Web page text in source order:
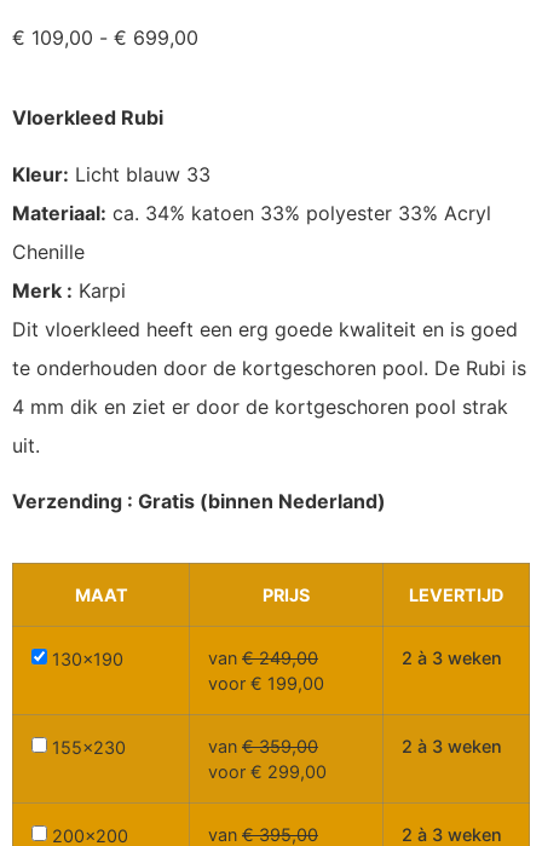
€ 109,00 - € 699,00
Vloerkleed Rubi
Kleur: Licht blauw 33
Materiaal: ca. 34% katoen 33% polyester 33% Acryl
Chenille
Merk : Karpi
Dit vloerkleed heeft een erg goede kwaliteit en is goed
te onderhouden door de kortgeschoren pool. De Rubi is
4 mm dik en ziet er door de kortgeschoren pool strak
uit.
Verzending : Gratis (binnen Nederland)
MAAT PRIJS LEVERTIJD
130x190 van €249,00
voor € 199,00
2 à 3 weken
155x230 van €359,00
voor € 299,00
2 à 3 weken
200x200 van €395,00
2 à 3 weken